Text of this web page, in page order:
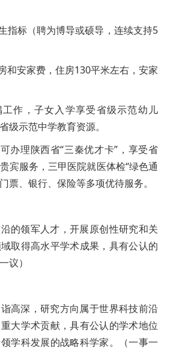
指标（聘为博导或硕导，连续支持5
和安家费，住房130平米左右，安家
作，子女入学享受省级示范幼儿
级示范中学教育资源。
办理陕西省“三秦优才卡”，享受省
宾服务，三甲医院就医体检“绿色通
票、银行、保险等多项优待服务。
的领军人才，开展原创性研究和关
取得高水平学术成果，具有公认的
议）
高深，研究方向属于世界科技前沿
大学术贡献，具有公认的学术地位
学科发展的战略科学家。（一事一